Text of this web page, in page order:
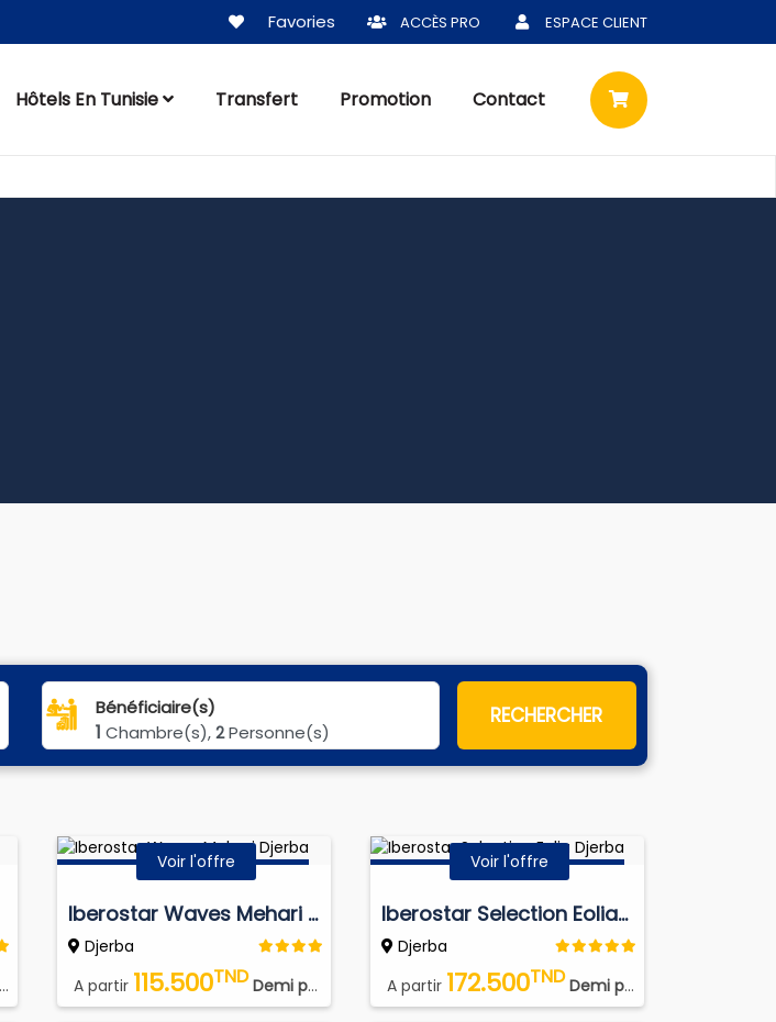
Favories ACCÈS PRO ESPACE CLIENT
Hôtels En Tunisie Transfert Promotion Contact
Bénéficiaire(s)
1 Chambre(s),2Personne(s)
RECHERCHER
Voir l'offre
Iberostar Waves Mehari Djerba
Djerba
A partir 115.500TND Demi pension (DP)
Voir l'offre
Iberostar Selection Eolia Djerba
Djerba
A partir 172.500TND Demi pension (DP)